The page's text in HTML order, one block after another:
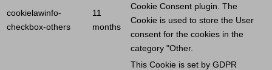
cookielawinfo-
checkbox-others
11
months
Cookie Consent plugin. The
Cookie is used to store the User
consent for the cookies in the
category "Other.
This Cookie is set by GDPR